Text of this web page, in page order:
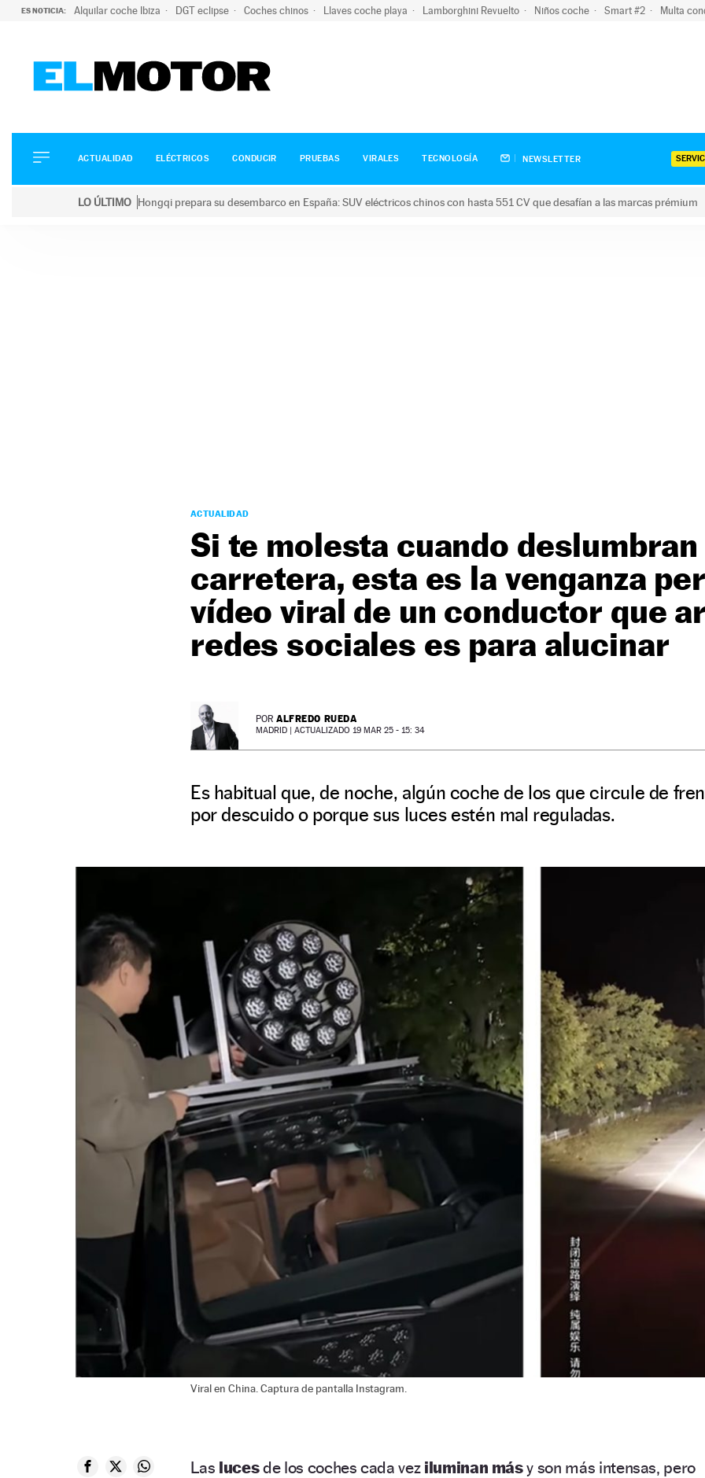
ES NOTICIA: Alquilar coche Ibiza DGT eclipse Coches chinos Llaves coche playa Lamborghini Revuelto Niños coche Smart #2 Multa
ELÉCTRICOS
CONDUCIR
ACTUALIDAD ELÉCTRICOS CONDUCIR PRUEBAS VIRALES TECNOLOGÍA NEWSLETTER
LO ÚLTIMO Hongqi prepara su desembarco en España: SUV eléctricos chinos con hasta 551 CV que desafían a las marcas prémium
ACTUALIDAD
Si te molesta cuando deslumbran
carretera, esta es la venganza
vídeo viral de un conductor que
redes sociales es para alucinar
POR ALFREDO RUEDA
MADRID | ACTUALIZADO 19 MAR 25 - 15: 34
Es habitual que, de noche, algún coche de los que circule de
por descuido o porque sus luces estén mal reguladas.
Viral en China. Captura de pantalla Instagram.
Las lucesde los coches cada veziluminan másy son más intensas, pero